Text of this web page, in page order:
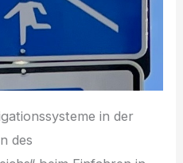
in der
des